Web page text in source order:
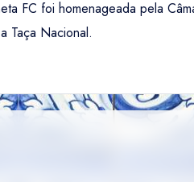
FC foi homenageada pela
Taça Nacional.